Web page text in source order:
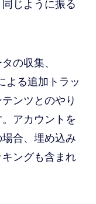
じように振る
の収集、
よる追加トラッ
ンツとのやり
アカウントを
合、埋め込み
ングも含まれ